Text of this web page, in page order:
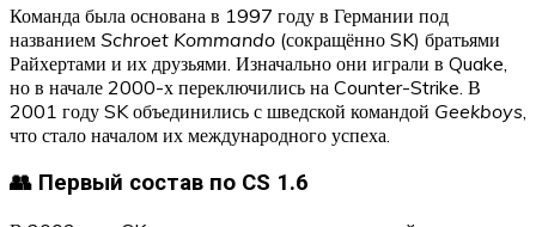
Команда была основана в 1997 году в Германии под
названием Schroet Kommando (сокращённо SK) братьями
Райхертами и их друзьями. Изначально они играли в Quake,
но в начале 2000-х переключились на Counter-Strike. В
2001 году SK объединились с шведской командой Geekboys,
что стало началом их международного успеха.
👥 Первый состав по CS 1.6